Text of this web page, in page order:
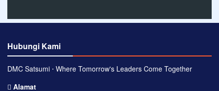
Hubungi Kami
DMC Satsumi ⋅ Where Tomorrow's Leaders Come Together
Alamat